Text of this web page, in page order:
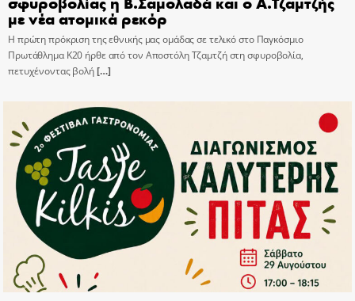
με νέα ατομικά ρεκόρ
Η πρώτη πρόκριση της εθνικής μας ομάδας σε τελικό στο Παγκόσμιο
Πρωτάθλημα Κ20 ήρθε από τον Αποστόλη Τζαμτζή στη σφυροβολία,
πετυχένοντας βολή[…]